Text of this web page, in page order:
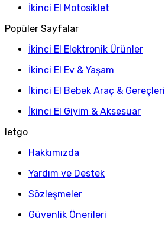
İkinci El Motosiklet
Popüler Sayfalar
İkinci El Elektronik Ürünler
İkinci El Ev & Yaşam
İkinci El Bebek Araç & Gereçleri
İkinci El Giyim & Aksesuar
letgo
Hakkımızda
Yardım ve Destek
Sözleşmeler
Güvenlik Önerileri